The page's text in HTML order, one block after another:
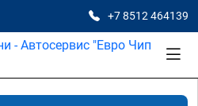
+7 8512 464139